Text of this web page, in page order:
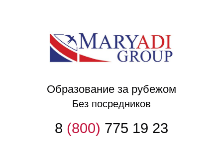
Образование за рубежом
Без посредников
8 (800) 775 19 23